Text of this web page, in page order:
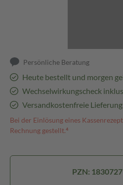
Persönliche Beratung
Heute bestellt und morgen
Wechselwirkungscheck
Versandkostenfreie Lieferung
Bei der Einlösung eines
Rechnung gestellt.⁴
PZN: